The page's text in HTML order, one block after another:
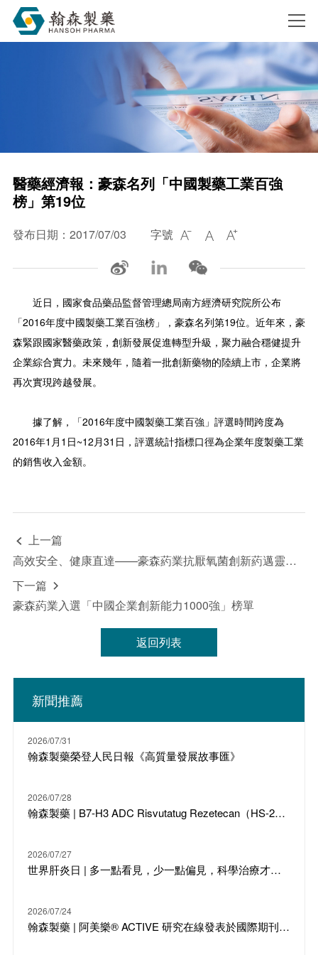
醫藥經濟報：豪森名列「中國製藥工業百強
榜」第19位
發布日期：2017/07/03 字號   
近日，國家食品藥品監督管理總局南方經濟研究院所公布
「2016年度中國製藥工業百強榜」，豪森名列第19位。近年來，豪
森緊跟國家醫藥政策，創新發展促進轉型升級，聚力融合穩健提升
企業綜合實力。未來幾年，隨着一批創新藥物的陸續上市，企業將
再次實現跨越發展。
據了解，「2016年度中國製藥工業百強」評選時間跨度為
2016年1月1日~12月31日，評選統計指標口徑為企業年度製藥工業
的銷售收入金額。
 上一篇
高效安全、健康直達——豪森葯業抗厭氧菌創新葯邁靈達入選國家醫保目錄
下一篇 
豪森葯業入選「中國企業創新能力1000強」榜單
返回列表
新聞推薦
2026/07/31
翰森製藥榮登人民日報《高質量發展故事匯》
2026/07/28
翰森製藥 | B7-H3 ADC Risvutatug Rezetecan（HS-20093）骨肉瘤III期臨床ARTEMIS-011達到IRC-PFS主要終點
2026/07/27
世界肝炎日 | 多一點看見，少一點偏見，科學治療才是打敗乙肝的最強答案
2026/07/24
翰森製藥 | 阿美樂® ACTIVE 研究在線發表於國際期刊 JTO